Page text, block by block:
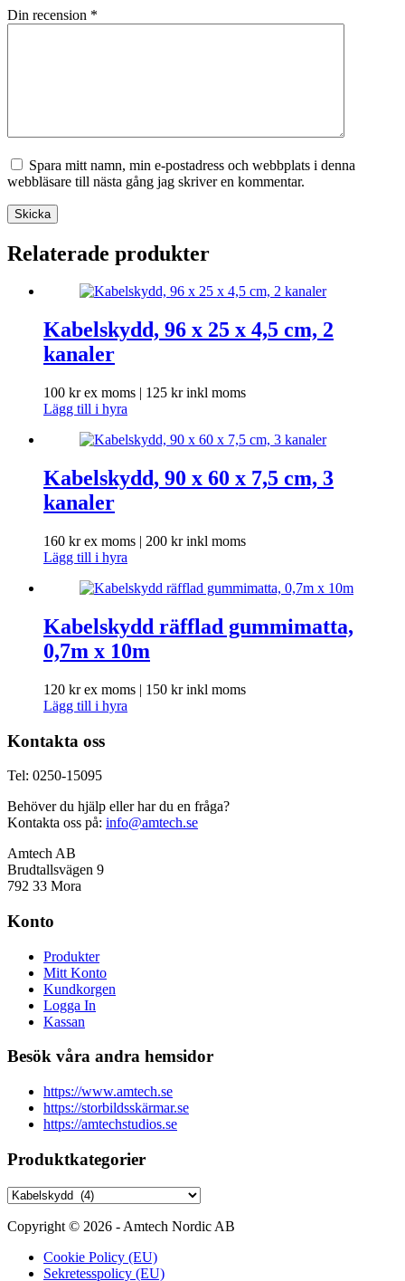
Din recension *
Spara mitt namn, min e-postadress och webbplats i denna
webbläsare till nästa gång jag skriver en kommentar.
Skicka
Relaterade produkter
Kabelskydd, 96 x 25 x 4,5 cm, 2
kanaler
100 krex moms | 125 krinkl moms
Lägg till i hyra
Kabelskydd, 90 x 60 x 7,5 cm, 3
kanaler
160 krex moms | 200 krinkl moms
Lägg till i hyra
Kabelskydd räfflad gummimatta,
0,7m x 10m
120 krex moms | 150 krinkl moms
Lägg till i hyra
Kontakta oss
Tel: 0250-15095
Behöver du hjälp eller har du en fråga?
Kontakta oss på: info@amtech.se
Amtech AB
Brudtallsvägen 9
792 33 Mora
Konto
Produkter
Mitt Konto
Kundkorgen
Logga In
Kassan
Besök våra andra hemsidor
https://www.amtech.se
https://storbildsskärmar.se
https://amtechstudios.se
Produktkategorier
Copyright © 2026 - Amtech Nordic AB
Cookie Policy (EU)
Sekretesspolicy (EU)